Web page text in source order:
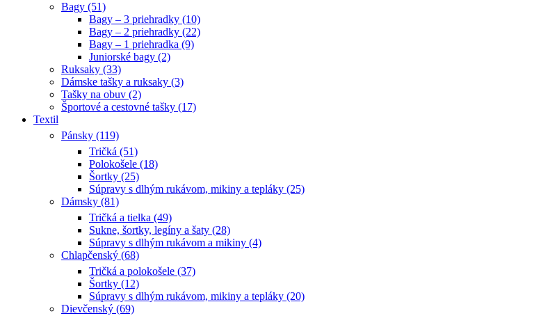
Bagy (51)
Bagy – 3 priehradky (10)
Bagy – 2 priehradky (22)
Bagy – 1 priehradka (9)
Juniorské bagy (2)
Ruksaky (33)
Dámske tašky a ruksaky (3)
Tašky na obuv (2)
Športové a cestovné tašky (17)
Textil
Pánsky (119)
Tričká (51)
Polokošele (18)
Šortky (25)
Súpravy s dlhým rukávom, mikiny a tepláky (25)
Dámsky (81)
Tričká a tielka (49)
Sukne, šortky, legíny a šaty (28)
Súpravy s dlhým rukávom a mikiny (4)
Chlapčenský (68)
Tričká a polokošele (37)
Šortky (12)
Súpravy s dlhým rukávom, mikiny a tepláky (20)
Dievčenský (69)